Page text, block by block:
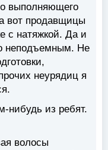
выполняющего
вот продавщицы
с натяжкой. Да и
неподъемным. Не
неурядиц я
нибудь из ребят.
волосы